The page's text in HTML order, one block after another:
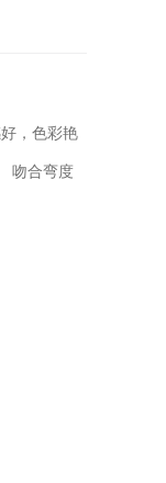
，色彩艳
吻合弯度